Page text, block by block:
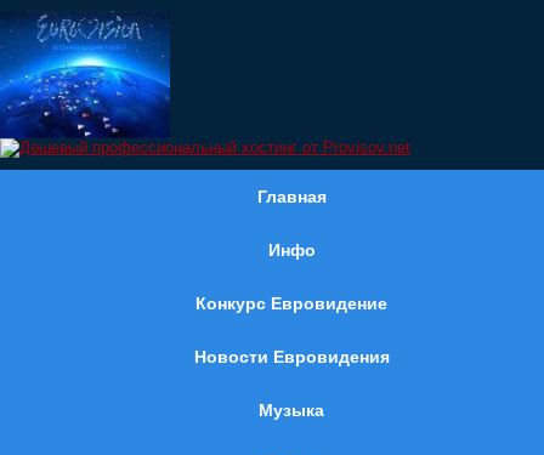
Главная
Инфо
Конкурс Евровидение
Новости Евровидения
Музыка